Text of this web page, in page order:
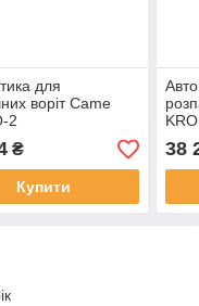
для
воріт Came
2
₴
Купити
38